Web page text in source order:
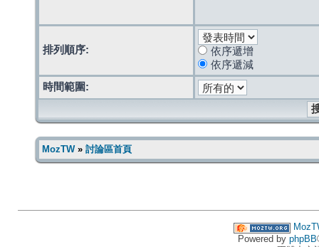
排列順序:
依序遞增
依序遞減
時間範圍:
MozTW» 討論區首頁
Powered by phpBB